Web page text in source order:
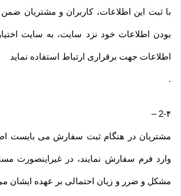
با ثبت این اطلاعات، کاربران و مشتریان
بودن اطلاعات خود نزد سایت، به سایت
اطلاعات جهت برقراری ارتباط استفاده نماید
.
2-۴ –
مشتریان در هنگام ثبت سفارش می بایست
وارد فرم سفارش نمایند، در غیراینصورت
مشکل و ضرر و زیان احتمالی بر عهده ایشان